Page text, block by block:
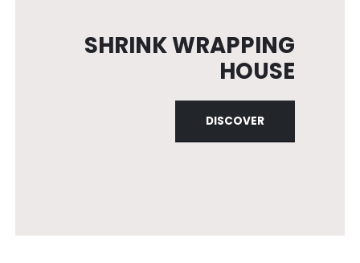
SHRINK WRAPPING
HOUSE
DISCOVER